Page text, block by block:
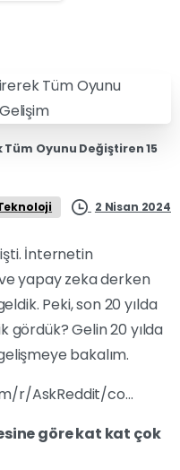
Tüm Oyunu Değiştiren 15
2 Nisan 2024
İnternetin
yapay zeka derken
Peki, son 20 yılda
gördük? Gelin 20 yılda
bakalım.
r/AskReddit/co…
göre kat kat çok